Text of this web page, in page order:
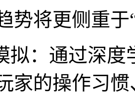
势将更侧重于
拟：通过深
家的操作习